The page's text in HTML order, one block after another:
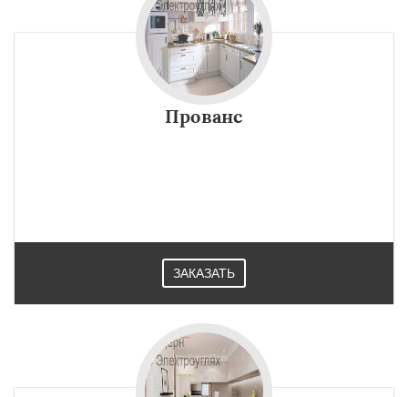
Прованс
ЗАКАЗАТЬ